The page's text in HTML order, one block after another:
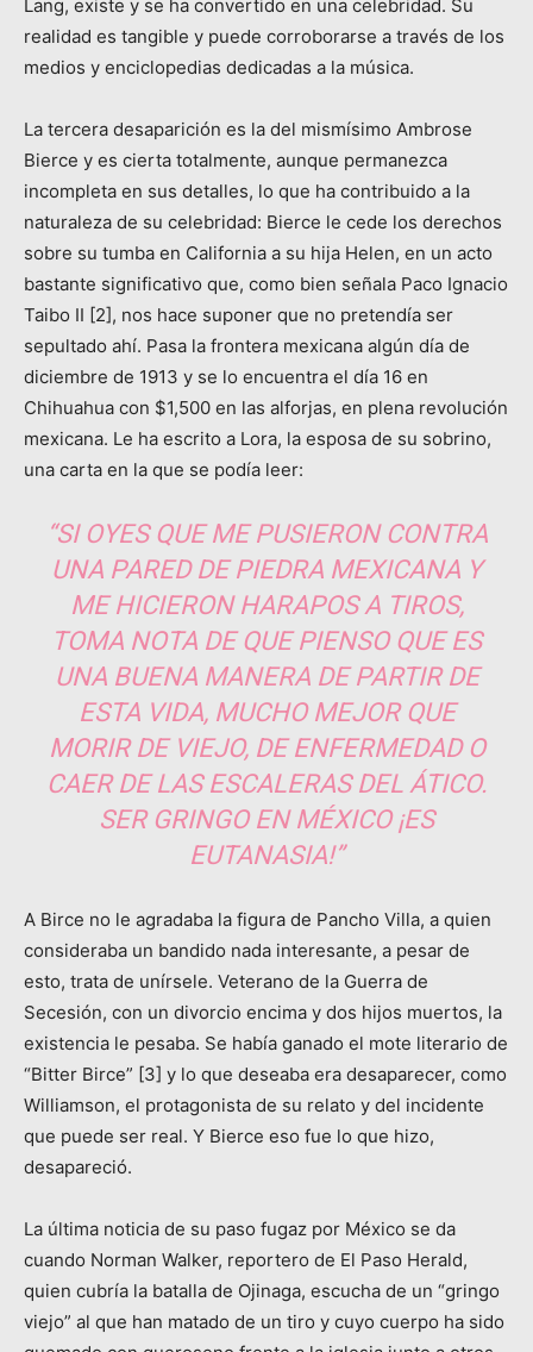
Lang, existe y se ha convertido en una celebridad. Su
realidad es tangible y puede corroborarse a través de los
medios y enciclopedias dedicadas a la música.
La tercera desaparición es la del mismísimo Ambrose
Bierce y es cierta totalmente, aunque permanezca
incompleta en sus detalles, lo que ha contribuido a la
naturaleza de su celebridad: Bierce le cede los derechos
sobre su tumba en California a su hija Helen, en un acto
bastante significativo que, como bien señala Paco Ignacio
Taibo II [2], nos hace suponer que no pretendía ser
sepultado ahí. Pasa la frontera mexicana algún día de
diciembre de 1913 y se lo encuentra el día 16 en
Chihuahua con $1,500 en las alforjas, en plena revolución
mexicana. Le ha escrito a Lora, la esposa de su sobrino,
una carta en la que se podía leer:
“SI OYES QUE ME PUSIERON CONTRA
UNA PARED DE PIEDRA MEXICANA Y
ME HICIERON HARAPOS A TIROS,
TOMA NOTA DE QUE PIENSO QUE ES
UNA BUENA MANERA DE PARTIR DE
ESTA VIDA, MUCHO MEJOR QUE
MORIR DE VIEJO, DE ENFERMEDAD O
CAER DE LAS ESCALERAS DEL ÁTICO.
SER GRINGO EN MÉXICO ¡ES
EUTANASIA!”
A Birce no le agradaba la figura de Pancho Villa, a quien
consideraba un bandido nada interesante, a pesar de
esto, trata de unírsele. Veterano de la Guerra de
Secesión, con un divorcio encima y dos hijos muertos, la
existencia le pesaba. Se había ganado el mote literario de
“Bitter Birce” [3] y lo que deseaba era desaparecer, como
Williamson, el protagonista de su relato y del incidente
que puede ser real. Y Bierce eso fue lo que hizo,
desapareció.
La última noticia de su paso fugaz por México se da
cuando Norman Walker, reportero de El Paso Herald,
quien cubría la batalla de Ojinaga, escucha de un “gringo
viejo” al que han matado de un tiro y cuyo cuerpo ha sido